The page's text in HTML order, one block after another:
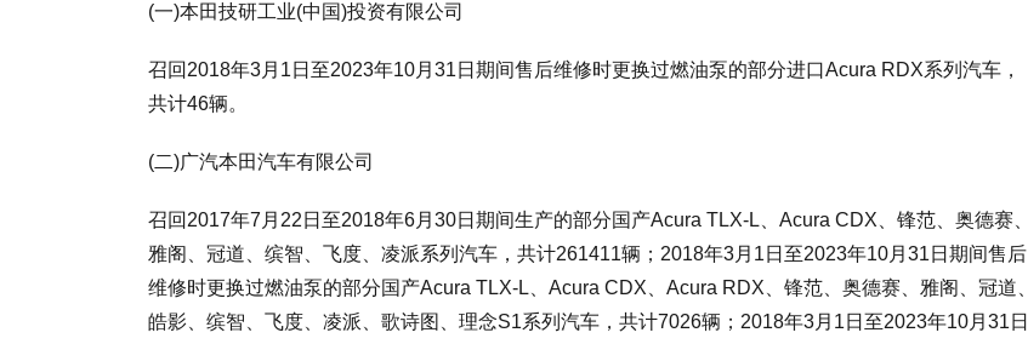
(一)本田技研工业(中国)投资有限公司
召回2018年3月1日至2023年10月31日期间售后维修时更换过燃油泵的部分进口Acura RDX系列汽车，
共计46辆。
(二)广汽本田汽车有限公司
召回2017年7月22日至2018年6月30日期间生产的部分国产Acura TLX-L、Acura CDX、锋范、奥德赛、
雅阁、冠道、缤智、飞度、凌派系列汽车，共计261411辆；2018年3月1日至2023年10月31日期间售后
维修时更换过燃油泵的部分国产Acura TLX-L、Acura CDX、Acura RDX、锋范、奥德赛、雅阁、冠道、
皓影、缤智、飞度、凌派、歌诗图、理念S1系列汽车，共计7026辆；2018年3月1日至2023年10月31日